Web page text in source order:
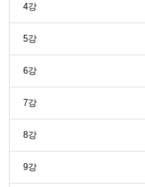
4강
5강
6강
7강
8강
9강